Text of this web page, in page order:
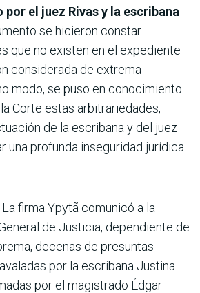
el juez Rivas y la escribana
se hicieron constar
que no existen en el expediente
considerada de extrema
modo, se puso en conocimiento
Corte estas arbitrariedades,
de la escribana y del juez
una profunda inseguridad jurídica
. La firma Ypytã comunicó a la
de Justicia, dependiente de
decenas de presuntas
por la escribana Justina
por el magistrado Édgar